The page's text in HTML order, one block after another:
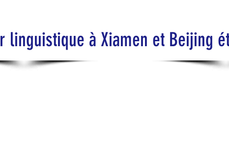
linguistique à Xiamen et Beijing